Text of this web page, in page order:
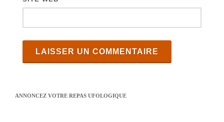
ANNONCEZ VOTRE REPAS UFOLOGIQUE